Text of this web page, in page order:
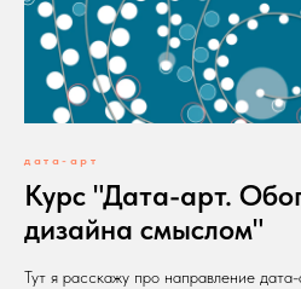
дата-арт
Курс "Дата-арт.
дизайна смыслом"
Тут я расскажу про направление